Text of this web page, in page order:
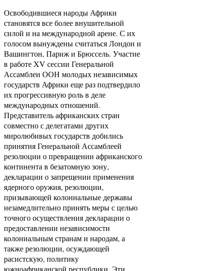
Освободившиеся народы Африки
становятся все более внушительной
силой и на международной арене. С их
голосом вынуждены считаться Лондон и
Вашингтон, Париж и Брюссель. Участие
в работе XV сессии Генеральной
Ассамблеи ООН молодых независимых
государств Африки еще раз подтвердило
их прогрессивную роль в деле
международных отношений.
Представитель африканских стран
совместно с делегатами других
миролюбивых государств добились
принятия Генеральной Ассамблеей
резолюции о превращении африканского
континента в безатомную зону,
декларации о запрещении применения
ядерного оружия, резолюции,
призывающей колониальные державы
незамедлительно принять меры с целью
точного осуществления декларации о
предоставлении независимости
колониальным странам и народам, а
также резолюции, осуждающей
расистскую, политику
южноафриканской республики. Эти